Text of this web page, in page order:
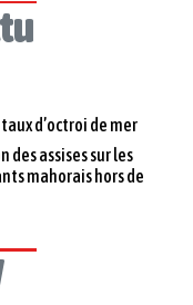
d’octroi de mer
des assises sur les
mahorais hors de